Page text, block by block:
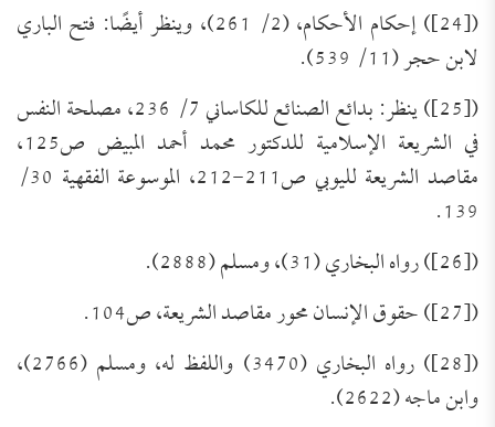
([24]) إحكام الأحكام، (2/ 261)، وينظر أيضًا: فتح الباري
لابن حجر (11/ 539).
([25]) ينظر: بدائع الصنائع للكاساني 7/ 236، مصلحة النفس
في الشريعة الإسلامية للدكتور محمد أحمد المبيض ص125،
مقاصد الشريعة لليوبي ص211-212، الموسوعة الفقهية 30/
139.
([26]) رواه البخاري (31)، ومسلم (2888).
([27]) حقوق الإنسان محور مقاصد الشريعة، ص104.
([28]) رواه البخاري (3470) واللفظ له، ومسلم (2766)،
وابن ماجه (2622).